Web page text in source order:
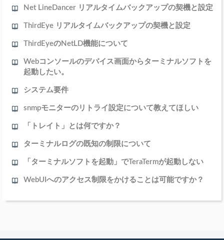
Net LineDancer リアルタイムバックアップの契機と設定
ThirdEye リアルタイムバックアップの契機と設定
ThirdEyeのNetLD機能について
Webコンソールのデバイス画面からターミナルソフトを
起動したい。
システム要件
snmpモニターのリトライ設定について教えてほしい
「トレイト」とは何ですか？
ターミナルログの既知の制限について
「ターミナルソフトを起動」でTeraTermが起動しない
WebUIへのアクセス制限をかけることは可能ですか？